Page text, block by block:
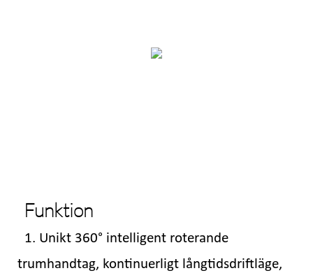
Funktion
1. Unikt 360° intelligent roterande
trumhandtag, kontinuerligt långtidsdriftläge,